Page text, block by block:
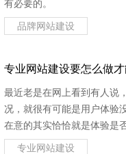
有必要的。
品牌网站建设
专业网站建设要怎么做
最近老是在网上看到有人说
况，就很有可能是用户体验
在意的其实恰恰就是体验是
专业网站建设